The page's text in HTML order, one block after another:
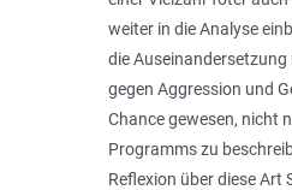
weiter in die Analyse
die
gegen Aggression und
Chance gewesen, nicht
Programms zu
Reflexion über diese Art